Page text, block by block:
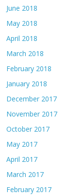
June 2018
May 2018
April 2018
March 2018
February 2018
January 2018
December 2017
November 2017
October 2017
May 2017
April 2017
March 2017
February 2017